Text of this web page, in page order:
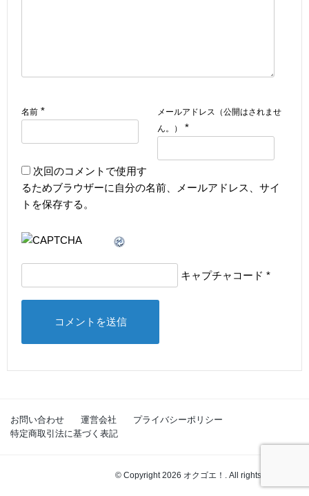
名前 *
メールアドレス（公開はされませ
ん。）
*
次回のコメントで使用す
るためブラウザーに自分の名前、メールアドレス、サイ
トを保存する。
キャプチャコード *
お問い合わせ 運営会社
プライバシーポリシー
特定商取引法に基づく表記
© Copyright 2026 オクゴエ！. All rights reserved.